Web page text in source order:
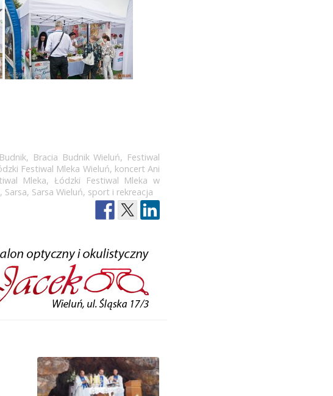
, Bracia Budnik Wieluń, Festiwal
Festiwal Mleka Wieluń, koncert Ani
Mleka, Łódzki Festiwal Mleka w
, Sarsa, Sarsa Wieluń, sport i rekreacja